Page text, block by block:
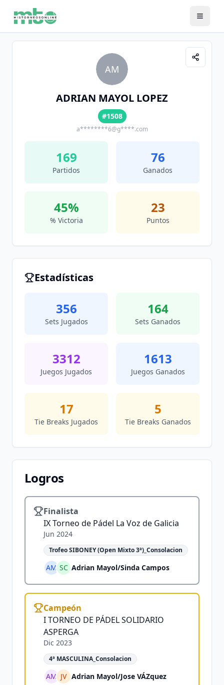
AM
ADRIAN MAYOL LOPEZ
#1508
a********6@g****.com
169
Partidos
76
Ganados
45%
% Victoria
23
Puntos
Estadísticas
356
Sets Jugados
164
Sets Ganados
3312
Juegos Jugados
1613
Juegos Ganados
17
Tie Breaks Jugados
5
Tie Breaks Ganados
Logros
Finalista
IX Torneo de Pádel La Voz de Galicia
Jun 2024
Trofeo SIBONEY (Open Mixto 3ª)_Consolacion
AM SC Adrian Mayol/Sinda Campos
Campeón
I TORNEO DE PÁDEL SOLIDARIO
ASPERGA
Dic 2023
4ª MASCULINA_Consolacion
AM JV Adrian Mayol/Jose VÁZquez